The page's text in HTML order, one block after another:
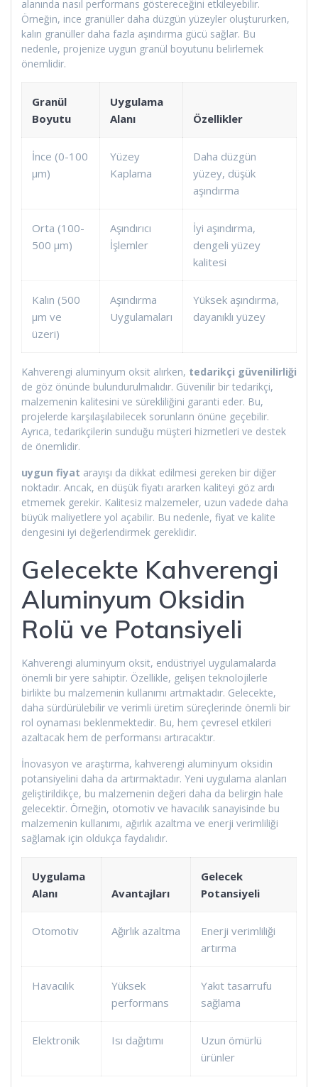
alanında nasıl performans göstereceğini etkileyebilir.
Örneğin, ince granüller daha düzgün yüzeyler oluştururken,
kalın granüller daha fazla aşındırma gücü sağlar. Bu
nedenle, projenize uygun granül boyutunu belirlemek
önemlidir.
Granül
Boyutu
Uygulama
Alanı
Özellikler
İnce (0-100
μm)
Yüzey
Kaplama
Daha düzgün
yüzey, düşük
aşındırma
Orta (100-
500 μm)
Aşındırıcı
İşlemler
İyi aşındırma,
dengeli yüzey
kalitesi
Kalın (500
μm ve
üzeri)
Aşındırma
Uygulamaları
Yüksek aşındırma,
dayanıklı yüzey
Kahverengi aluminyum oksit alırken, tedarikçi güvenilirliği
de göz önünde bulundurulmalıdır. Güvenilir bir tedarikçi,
malzemenin kalitesini ve sürekliliğini garanti eder. Bu,
projelerde karşılaşılabilecek sorunların önüne geçebilir.
Ayrıca, tedarikçilerin sunduğu müşteri hizmetleri ve destek
de önemlidir.
uygun fiyat arayışı da dikkat edilmesi gereken bir diğer
noktadır. Ancak, en düşük fiyatı ararken kaliteyi göz ardı
etmemek gerekir. Kalitesiz malzemeler, uzun vadede daha
büyük maliyetlere yol açabilir. Bu nedenle, fiyat ve kalite
dengesini iyi değerlendirmek gereklidir.
Gelecekte Kahverengi
Aluminyum Oksidin
Rolü ve Potansiyeli
Kahverengi aluminyum oksit, endüstriyel uygulamalarda
önemli bir yere sahiptir. Özellikle, gelişen teknolojilerle
birlikte bu malzemenin kullanımı artmaktadır. Gelecekte,
daha sürdürülebilir ve verimli üretim süreçlerinde önemli bir
rol oynaması beklenmektedir. Bu, hem çevresel etkileri
azaltacak hem de performansı artıracaktır.
İnovasyon ve araştırma, kahverengi aluminyum oksidin
potansiyelini daha da artırmaktadır. Yeni uygulama alanları
geliştirildikçe, bu malzemenin değeri daha da belirgin hale
gelecektir. Örneğin, otomotiv ve havacılık sanayisinde bu
malzemenin kullanımı, ağırlık azaltma ve enerji verimliliği
sağlamak için oldukça faydalıdır.
Uygulama
Alanı
Avantajları
Gelecek
Potansiyeli
Otomotiv Ağırlık azaltma
Enerji verimliliği
artırma
Havacılık
Yüksek
performans
Yakıt tasarrufu
sağlama
Elektronik Isı dağıtımı
Uzun ömürlü
ürünler